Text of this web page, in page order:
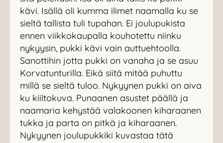
kävi. Isällä oli kumma ilimet naamalla ku se
sieltä tallista tuli tupahan. Ei joulupukista
ennen viikkokaupalla kouhotettu niinku
nykyysin, pukki kävi vain auttuehtoolla.
Sanottihin jotta pukki on vanaha ja se asuu
Korvatunturilla. Eikä siitä mitää puhuttu
millä se sieltä tuloo. Nykyynen pukki on aiva
ku kiiltokuva. Punaanen asustet päällä ja
naamaria kehystää valakoonen kiharaanen
tukka ja parta on pitkä ja kiharaanen.
Nykyynen joulupukkiki kuvastaa tätä